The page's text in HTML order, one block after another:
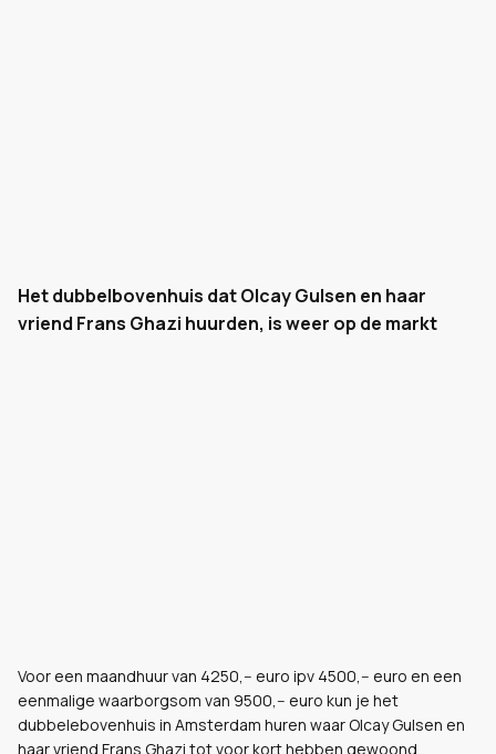
Het dubbelbovenhuis dat Olcay Gulsen en haar
vriend Frans Ghazi huurden, is weer op de markt
Voor een maandhuur van 4250,-- euro ipv 4500,-- euro en een
eenmalige waarborgsom van 9500,-- euro kun je het
dubbelebovenhuis in Amsterdam huren waar Olcay Gulsen en
haar vriend Frans Ghazi tot voor kort hebben gewoond.